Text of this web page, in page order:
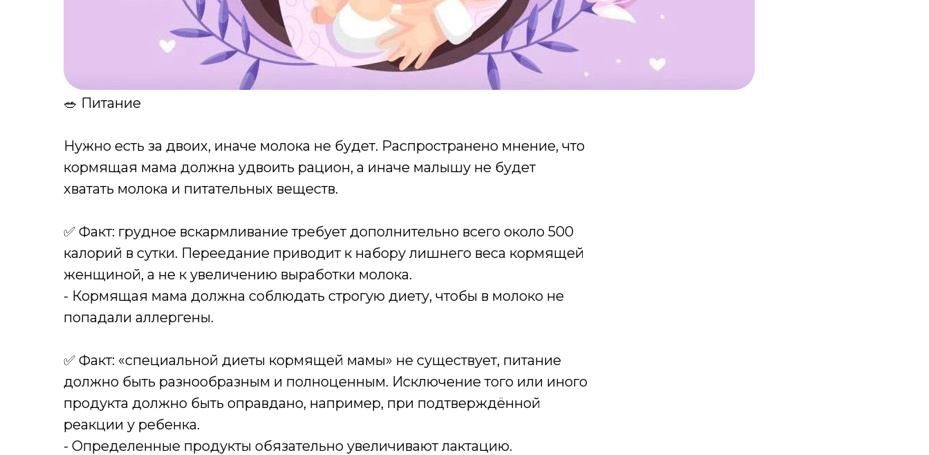
🥗 Питание
Нужно есть за двоих, иначе молока не будет. Распространено мнение, что
кормящая мама должна удвоить рацион, а иначе малышу не будет
хватать молока и питательных веществ.
✅ Факт: грудное вскармливание требует дополнительно всего около 500
калорий в сутки. Переедание приводит к набору лишнего веса кормящей
женщиной, а не к увеличению выработки молока.
- Кормящая мама должна соблюдать строгую диету, чтобы в молоко не
попадали аллергены.
✅ Факт: «специальной диеты кормящей мамы» не существует, питание
должно быть разнообразным и полноценным. Исключение того или иного
продукта должно быть оправдано, например, при подтверждённой
реакции у ребенка.
- Определенные продукты обязательно увеличивают лактацию.